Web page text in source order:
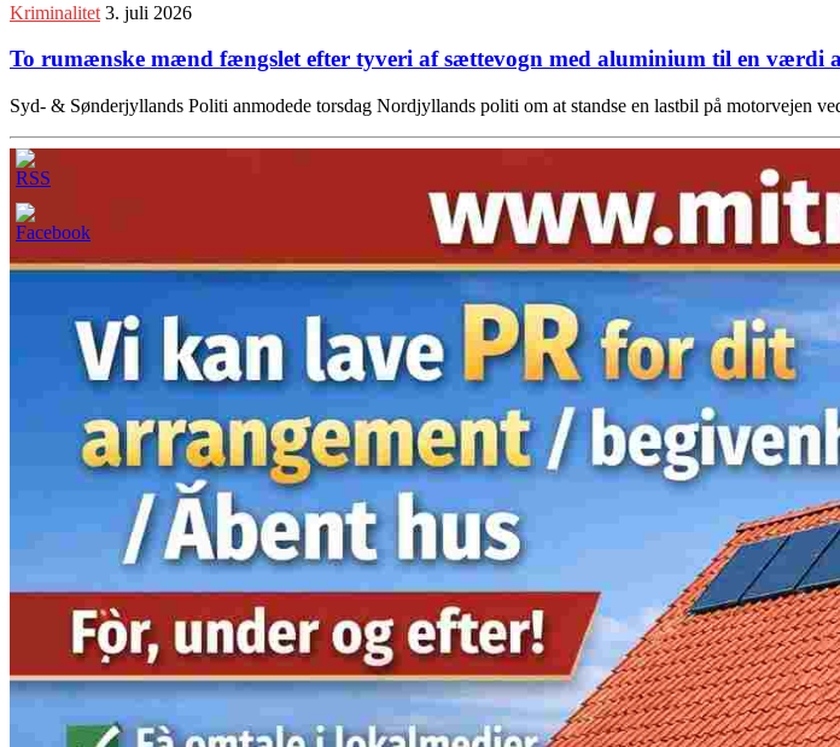
Kriminalitet 3. juli 2026
To rumænske mænd fængslet efter tyveri af sættevogn med aluminium til en værdi
Syd- & Sønderjyllands Politi anmodede torsdag Nordjyllands politi om at standse en lastbil på motorvejen